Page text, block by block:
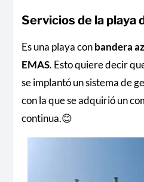
Servicios de la playa
Es una playa conbandera
EMAS. Esto quiere decir
se implantó un sistema de
con la que se adquirió un
continua.😊